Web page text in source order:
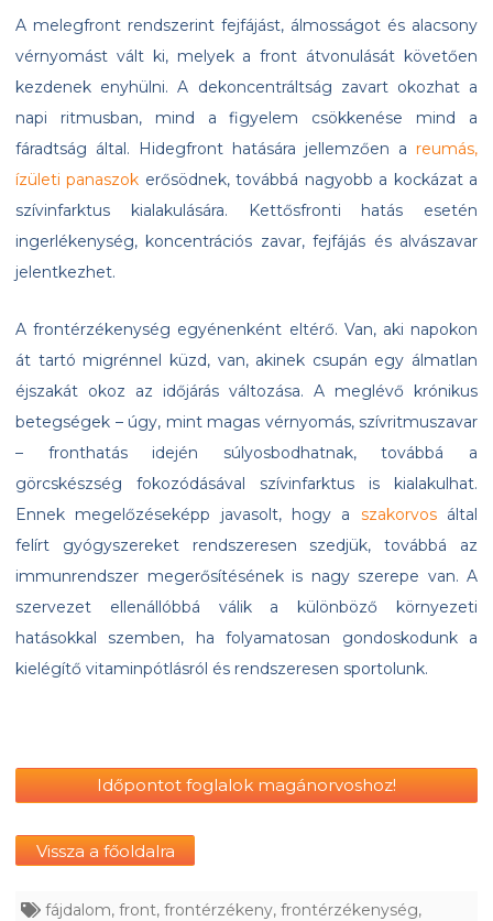
A melegfront rendszerint fejfájást, álmosságot és alacsony
vérnyomást vált ki, melyek a front átvonulását követően
kezdenek enyhülni. A dekoncentráltság zavart okozhat a
napi ritmusban, mind a figyelem csökkenése mind a
fáradtság által. Hidegfront hatására jellemzően a reumás,
ízületi panaszok erősödnek, továbbá nagyobb a kockázat a
szívinfarktus kialakulására. Kettősfronti hatás esetén
ingerlékenység, koncentrációs zavar, fejfájás és alvászavar
jelentkezhet.
A frontérzékenység egyénenként eltérő. Van, aki napokon
át tartó migrénnel küzd, van, akinek csupán egy álmatlan
éjszakát okoz az időjárás változása. A meglévő krónikus
betegségek – úgy, mint magas vérnyomás, szívritmuszavar
– fronthatás idején súlyosbodhatnak, továbbá a
görcskészség fokozódásával szívinfarktus is kialakulhat.
Ennek megelőzéseképp javasolt, hogy a szakorvosáltal
felírt gyógyszereket rendszeresen szedjük, továbbá az
immunrendszer megerősítésének is nagy szerepe van. A
szervezet ellenállóbbá válik a különböző környezeti
hatásokkal szemben, ha folyamatosan gondoskodunk a
kielégítő vitaminpótlásról és rendszeresen sportolunk.
Időpontot foglalok magánorvoshoz!
Vissza a főoldalra
fájdalom, front, frontérzékeny, frontérzékenység,